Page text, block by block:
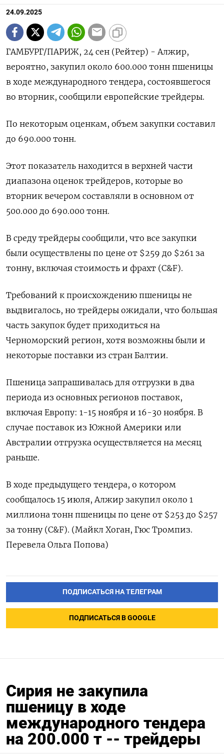
24.09.2025
ГАМБУРГ/ПАРИЖ, 24 сен (Рейтер) - Алжир,
вероятно, закупил около 600.000 тонн пшеницы
в ходе международного тендера, состоявшегося
во вторник, сообщили европейские трейдеры.
По некоторым оценкам, объем закупки составил
до 690.000 тонн.
Этот показатель находится в верхней части
диапазона оценок трейдеров, которые во
вторник вечером составляли в основном от
500.000 до 690.000 тонн.
В среду трейдеры сообщили, что все закупки
были осуществлены по цене от $259 до $261 за
тонну, включая стоимость и фрахт (C&F).
Требований к происхождению пшеницы не
выдвигалось, но трейдеры ожидали, что большая
часть закупок будет приходиться на
Черноморский регион, хотя возможны были и
некоторые поставки из стран Балтии.
Пшеница запрашивалась для отгрузки в два
периода из основных регионов поставок,
включая Европу: 1-15 ноября и 16-30 ноября. В
случае поставок из Южной Америки или
Австралии отгрузка осуществляется на месяц
раньше.
В ходе предыдущего тендера, о котором
сообщалось 15 июля, Алжир закупил около 1
миллиона тонн пшеницы по цене от $253 до $257
за тонну (C&F). (Майкл Хоган, Гюс Тромпиз.
Перевела Ольга Попова)
ПОДПИСАТЬСЯ НА ТЕЛЕГРАМ
ПОДПИСАТЬСЯ В GOOGLE
Сирия не закупила
пшеницу в ходе
международного тендера
на 200.000 т -- трейдеры